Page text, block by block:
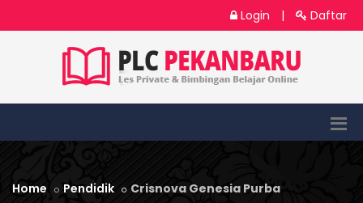
Login | Daftar
Home Pendidik Crisnova Genesia Purba